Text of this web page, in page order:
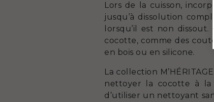
Lors de la cuisson,
jusqu’à dissolution
lorsqu’il est non
cocotte, comme des
en bois ou en silicone.
La collection
nettoyer la cocotte à la
d’utiliser un nettoyant